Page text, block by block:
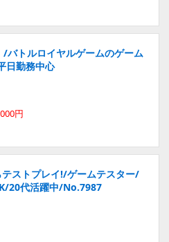
/バトルロイヤルゲームのゲーム
日勤務中心
円
ストプレイ!/ゲームテスター/
20代活躍中/No.7987